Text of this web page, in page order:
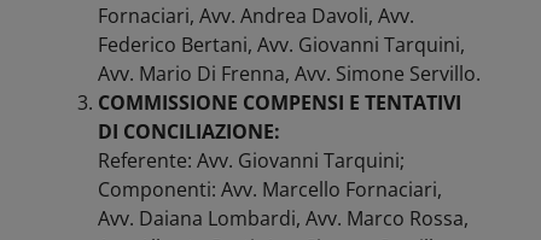
Fornaciari, Avv. Andrea Davoli, Avv.
Federico Bertani, Avv. Giovanni Tarquini,
Avv. Mario Di Frenna, Avv. Simone Servillo.
COMMISSIONE COMPENSI E TENTATIVI
DI CONCILIAZIONE:
Referente: Avv. Giovanni Tarquini;
Componenti: Avv. Marcello Fornaciari,
Avv. Daiana Lombardi, Avv. Marco Rossa,